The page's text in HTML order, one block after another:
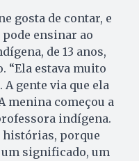
gosta de contar, e
ensinar ao
de 13 anos,
“Ela estava muito
gente via que ela
menina começou a
indígena.
histórias, porque
significado, um